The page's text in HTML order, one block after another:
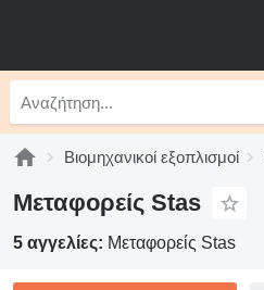
Βιομηχανικοί εξοπλισμοί
Μεταφορείς Stas
5 αγγελίες: Μεταφορείς Stas